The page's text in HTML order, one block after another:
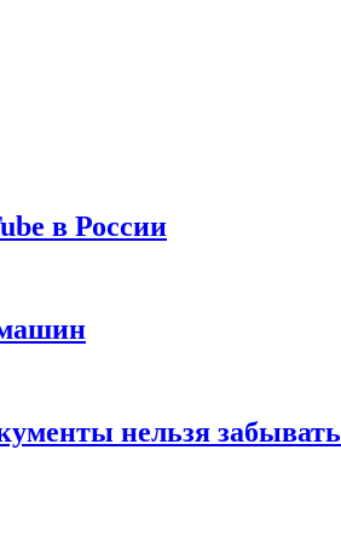
в России
нельзя забывать